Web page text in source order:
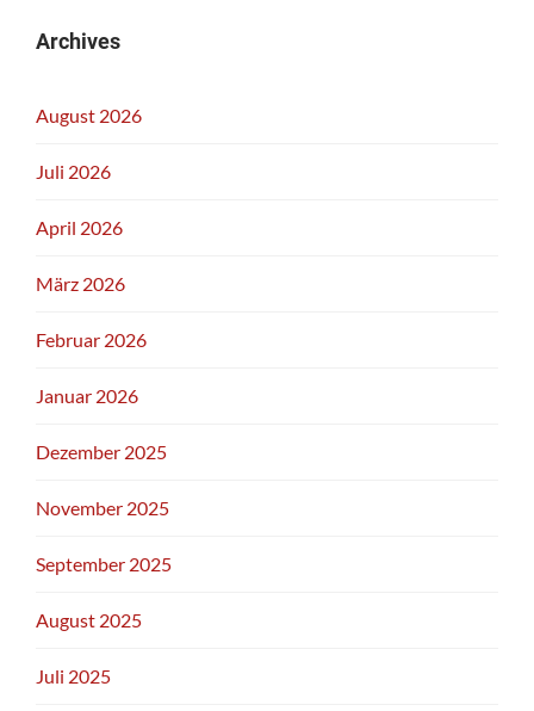
Archives
August 2026
Juli 2026
April 2026
März 2026
Februar 2026
Januar 2026
Dezember 2025
November 2025
September 2025
August 2025
Juli 2025